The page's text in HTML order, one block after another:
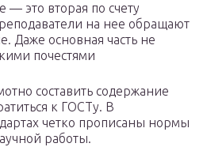
— это вторая по счету
на нее обращают
Даже основная часть не
почестями
составить содержание
к ГОСТу. В
четко прописаны нормы
работы.